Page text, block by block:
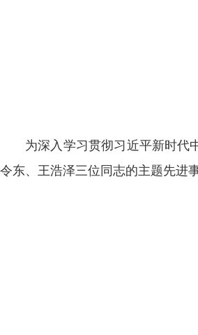
为深入学习贯彻习近平新时代
令东、王浩泽三位同志的主题先进